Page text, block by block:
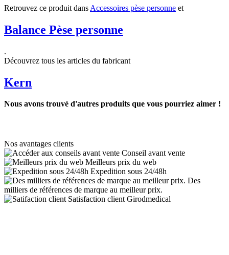
Retrouvez ce produit dans Accessoires pèse personne et
Balance Pèse personne
.
Découvrez tous les articles du fabricant
Kern
Nous avons trouvé d'autres produits que vous pourriez aimer !
Nos avantages clients
Conseil avant vente
Meilleurs prix du web
Expedition sous 24/48h
Des
milliers de références de marque au meilleur prix.
Satisfaction client Girodmedical